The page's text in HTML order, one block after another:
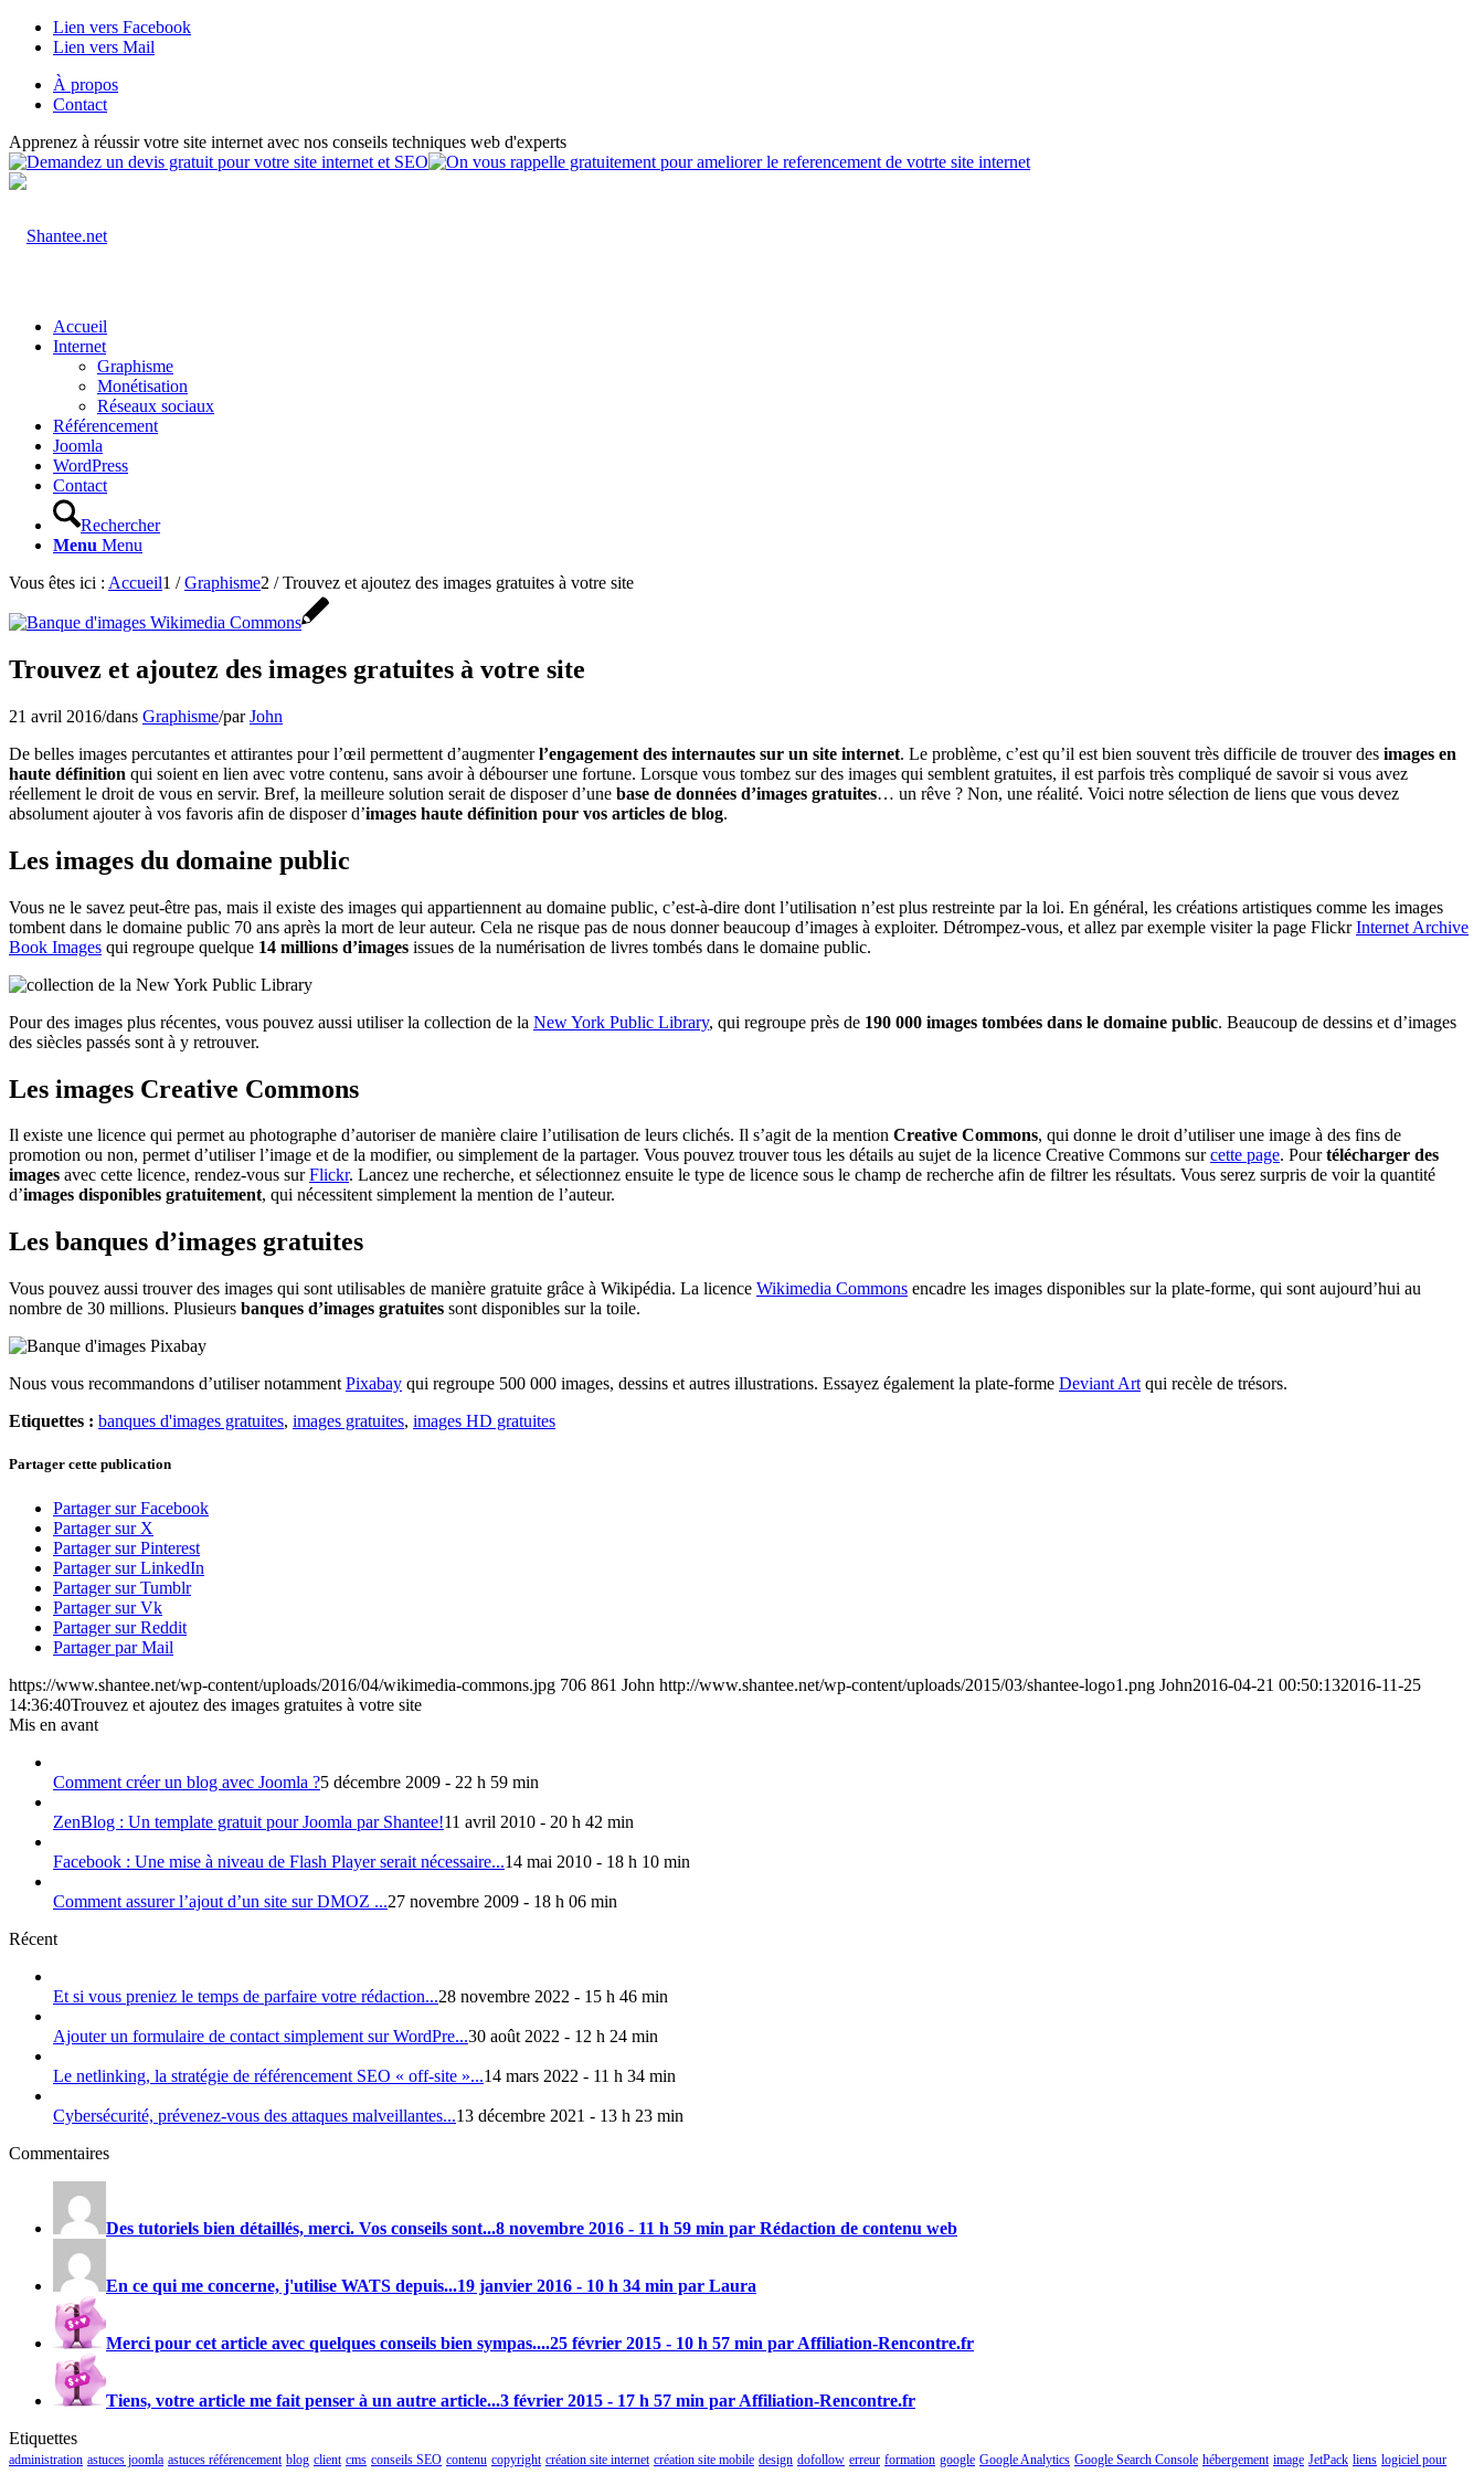
Lien vers Facebook
Lien vers Mail
À propos
Contact
Apprenez à réussir votre site internet avec nos conseils techniques web d'experts
Accueil
Internet
Graphisme
Monétisation
Réseaux sociaux
Référencement
Joomla
WordPress
Contact
Rechercher
Menu Menu
Vous êtes ici : Accueil1 / Graphisme2 / Trouvez et ajoutez des images gratuites à votre site
Trouvez et ajoutez des images gratuites à votre site
21 avril 2016/dans Graphisme/parJohn
De belles images percutantes et attirantes pour l’œil permettent d’augmenterl’engagement des internautes sur un site internet. Le problème, c’est qu’il est bien souvent très difficile de trouver des images en
haute définition qui soient en lien avec votre contenu, sans avoir à débourser une fortune. Lorsque vous tombez sur des images qui semblent gratuites, il est parfois très compliqué de savoir si vous avez
réellement le droit de vous en servir. Bref, la meilleure solution serait de disposer d’une base de données d’images gratuites… un rêve ? Non, une réalité. Voici notre sélection de liens que vous devez
absolument ajouter à vos favoris afin de disposer d’images haute définition pour vos articles de blog.
Les images du domaine public
Vous ne le savez peut-être pas, mais il existe des images qui appartiennent au domaine public, c’est-à-dire dont l’utilisation n’est plus restreinte par la loi. En général, les créations artistiques comme les images
tombent dans le domaine public 70 ans après la mort de leur auteur. Cela ne risque pas de nous donner beaucoup d’images à exploiter. Détrompez-vous, et allez par exemple visiter la page FlickrInternet Archive
Book Images qui regroupe quelque 14 millions d’images issues de la numérisation de livres tombés dans le domaine public.
Pour des images plus récentes, vous pouvez aussi utiliser la collection de la New York Public Library, qui regroupe près de 190 000 images tombées dans le domaine public. Beaucoup de dessins et d’images
des siècles passés sont à y retrouver.
Les images Creative Commons
Il existe une licence qui permet au photographe d’autoriser de manière claire l’utilisation de leurs clichés. Il s’agit de la mention Creative Commons, qui donne le droit d’utiliser une image à des fins de
promotion ou non, permet d’utiliser l’image et de la modifier, ou simplement de la partager. Vous pouvez trouver tous les détails au sujet de la licence Creative Commons surcette page. Pourtélécharger des
images avec cette licence, rendez-vous surFlickr. Lancez une recherche, et sélectionnez ensuite le type de licence sous le champ de recherche afin de filtrer les résultats. Vous serez surpris de voir la quantité
d’images disponibles gratuitement, qui nécessitent simplement la mention de l’auteur.
Les banques d’images gratuites
Vous pouvez aussi trouver des images qui sont utilisables de manière gratuite grâce à Wikipédia. La licence Wikimedia Commons encadre les images disponibles sur la plate-forme, qui sont aujourd’hui au
nombre de 30 millions. Plusieurs banques d’images gratuites sont disponibles sur la toile.
Nous vous recommandons d’utiliser notamment Pixabay qui regroupe 500 000 images, dessins et autres illustrations. Essayez également la plate-forme Deviant Art qui recèle de trésors.
Etiquettes : banques d'images gratuites, images gratuites, images HD gratuites
Partager cette publication
Partager sur Facebook
Partager sur X
Partager sur Pinterest
Partager sur LinkedIn
Partager sur Tumblr
Partager sur Vk
Partager sur Reddit
Partager par Mail
https://www.shantee.net/wp-content/uploads/2016/04/wikimedia-commons.jpg 706 861 John http://www.shantee.net/wp-content/uploads/2015/03/shantee-logo1.png John2016-04-21 00:50:132016-11-25
14:36:40Trouvez et ajoutez des images gratuites à votre site
Mis en avant
Comment créer un blog avec Joomla ?5 décembre 2009 - 22 h 59 min
ZenBlog : Un template gratuit pour Joomla par Shantee!11 avril 2010 - 20 h 42 min
Facebook : Une mise à niveau de Flash Player serait nécessaire...14 mai 2010 - 18 h 10 min
Comment assurer l’ajout d’un site sur DMOZ ...27 novembre 2009 - 18 h 06 min
Récent
Et si vous preniez le temps de parfaire votre rédaction...28 novembre 2022 - 15 h 46 min
Ajouter un formulaire de contact simplement sur WordPre...30 août 2022 - 12 h 24 min
Le netlinking, la stratégie de référencement SEO « off-site »...14 mars 2022 - 11 h 34 min
Cybersécurité, prévenez-vous des attaques malveillantes...13 décembre 2021 - 13 h 23 min
Commentaires
Des tutoriels bien détaillés, merci. Vos conseils sont...8 novembre 2016 - 11 h 59 min par Rédaction de contenu web
En ce qui me concerne, j'utilise WATS depuis...19 janvier 2016 - 10 h 34 min par Laura
Merci pour cet article avec quelques conseils bien sympas....25 février 2015 - 10 h 57 min par Affiliation-Rencontre.fr
Tiens, votre article me fait penser à un autre article...3 février 2015 - 17 h 57 min par Affiliation-Rencontre.fr
Etiquettes
administration astuces joomla astuces référencement blog client cms conseils SEO contenu copyright création site internet création site mobile design dofollow erreur formation google Google Analytics Google Search Console hébergement image JetPack liens logiciel pour